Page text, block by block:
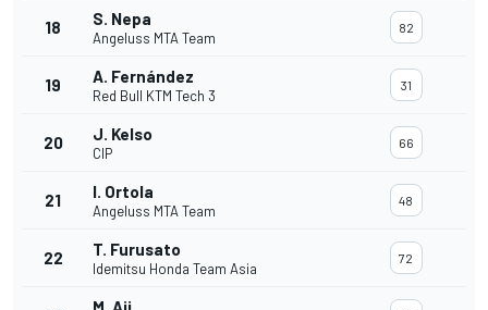
18 S. Nepa
Angeluss MTA Team
82
19 A. Fernández
Red Bull KTM Tech 3
31
20 J. Kelso
CIP
66
21 I. Ortola
Angeluss MTA Team
48
22 T. Furusato
Idemitsu Honda Team Asia
72